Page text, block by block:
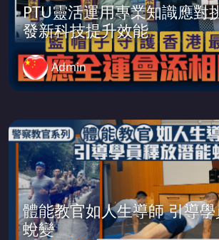
PTU靈活運用專業知識應對
發新科技提升效能
Admin
體能教官如人生導師 引導
蛻變